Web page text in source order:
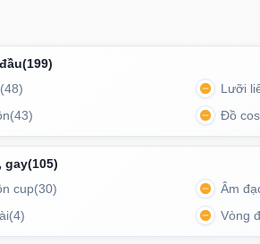
vòng điều hướng linh hoạt, giúp việc
(199)
(48) Lưỡi
(43) Đồ
gay(105)
cup(30) Âm
(4) Vòng